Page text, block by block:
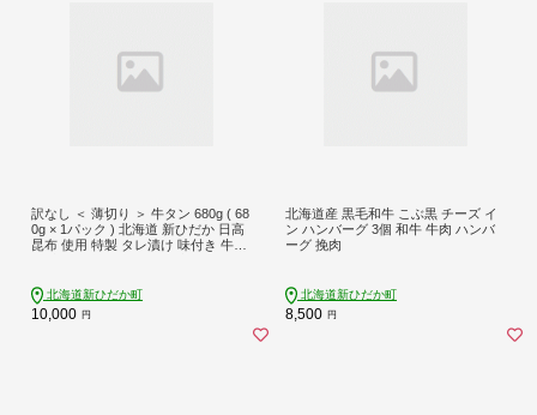
訳なし ＜ 薄切り ＞ 牛タン 680g ( 68
0g × 1パック ) 北海道 新ひだか 日高
昆布 使用 特製 タレ漬け 味付き 牛肉
北海道新ひだか町
10,000 円
北海道産 黒毛和牛 こぶ黒 チーズ イ
ン ハンバーグ 3個 和牛 牛肉 ハンバ
ーグ 挽肉
北海道新ひだか町
8,500 円